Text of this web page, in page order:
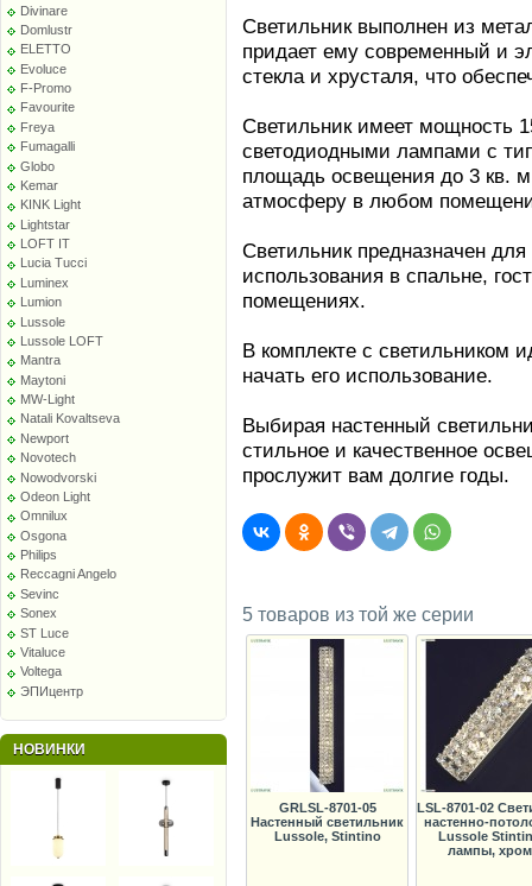
Divinare
Domlustr
ELETTO
Evoluce
F-Promo
Favourite
Freya
Fumagalli
Globo
Kemar
KINK Light
Lightstar
LOFT IT
Lucia Tucci
Luminex
Lumion
Lussole
Lussole LOFT
Mantra
Maytoni
MW-Light
Natali Kovaltseva
Newport
Novotech
Nowodvorski
Odeon Light
Omnilux
Osgona
Philips
Reccagni Angelo
Sevinc
Sonex
ST Luce
Vitaluce
Voltega
ЭПИцентр
НОВИНКИ
Светильник выполнен из
придает ему современный и
стекла и хрусталя, что
Светильник имеет мощность
светодиодными лампами с
площадь освещения до 3 кв.
атмосферу в любом
Светильник предназначен
использования в спальне,
помещениях.
В комплекте с светильником
начать его использование.
Выбирая настенный
стильное и качественное
прослужит вам долгие годы.
5 товаров из той же серии
GRLSL-8701-05
Настенный светильник
Lussole, Stintino
LSL-8701-02
настенно-
Lussole
лампы,